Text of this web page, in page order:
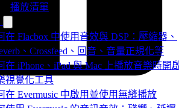
播放清單
在 Flacbox 中使用音效與 DSP：壓縮器、
、Crossfeed、回音、音量正規化等
在 iPhone、iPad 與 Mac 上播放音樂時開
視覺化工具
在 Evermusic 中啟用並使用無縫播放